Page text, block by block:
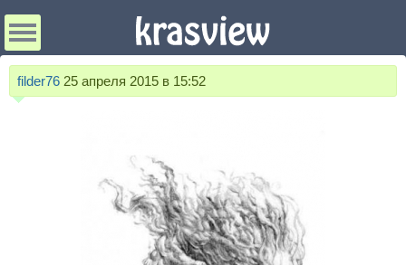
filder76 25 апреля 2015 в 15:52